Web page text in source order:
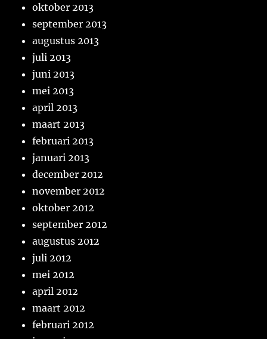
oktober 2013
september 2013
augustus 2013
juli 2013
juni 2013
mei 2013
april 2013
maart 2013
februari 2013
januari 2013
december 2012
november 2012
oktober 2012
september 2012
augustus 2012
juli 2012
mei 2012
april 2012
maart 2012
februari 2012